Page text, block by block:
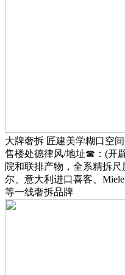
大牌奢拆 匠建美学糊口空
售楼处德律风/地址☎：(开
院和联排产物，全系精拆
尔、意大利进口喜客、
等一线奢拆品牌